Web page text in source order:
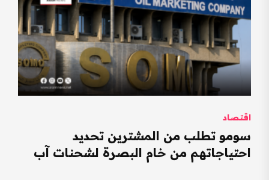
اقتصاد
سومو تطلب من المشترين تحديد
احتياجاتهم من خام البصرة لشحنات آب